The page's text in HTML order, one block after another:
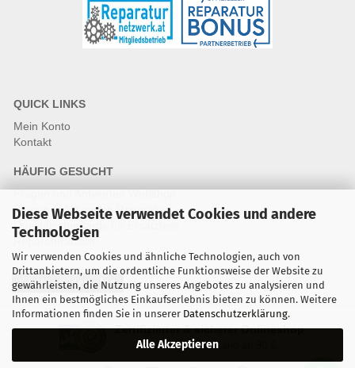
Diese Webseite verwendet Cookies und andere
Technologien
Wir verwenden Cookies und ähnliche Technologien, auch von
Drittanbietern, um die ordentliche Funktionsweise der Website zu
gewährleisten, die Nutzung unseres Angebotes zu analysieren und
Ihnen ein bestmögliches Einkaufserlebnis bieten zu können. Weitere
Informationen finden Sie in unserer Datenschutzerklärung.
Alle Akzeptieren
QUICK LINKS
Mein Konto
Kontakt
HÄUFIG GESUCHT
Fragen und Antworten Webshop
Fragen & Antworten Reparatur
Qualitätsstandards für Ersatzteile
Reparaturablauf
Vertrag widerrufen
Zertifizierter & sicherer Onlineshop
Kostenloser Versand ab 30 €